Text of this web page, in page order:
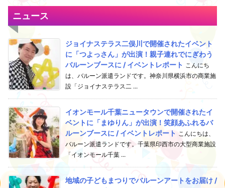
ニュース
ジョイナステラス二俣川で開催されたイベント
に「つよっさん」が出演！親子連れでにぎわう
バルーンブースに / イベントレポート
こんにち
は、バルーン派遣ランドです。神奈川県横浜市の商業施
設「ジョイナステラス二 ...
イオンモール千葉ニュータウンで開催されたイ
ベントに「まゆりん」が出演！笑顔あふれるバ
ルーンブースに / イベントレポート こんにちは、
バルーン派遣ランドです。千葉県印西市の大型商業施設
「イオンモール千葉 ...
地域の子どもまつりでバルーンアートをお届け /